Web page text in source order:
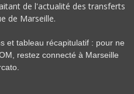
de l'actualité des transferts
de Marseille.
et tableau récapitulatif : pour ne
restez connecté à Marseille